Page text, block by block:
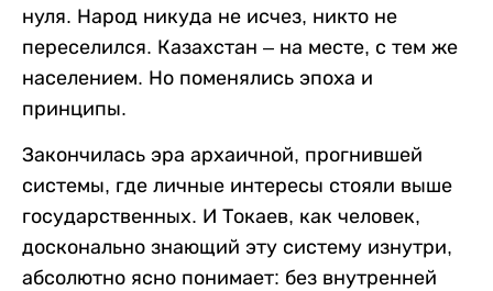
нуля. Народ никуда не исчез, никто не
переселился. Казахстан – на месте, с тем же
населением. Но поменялись эпоха и
принципы.
Закончилась эра архаичной, прогнившей
системы, где личные интересы стояли выше
государственных. И Токаев, как человек,
досконально знающий эту систему изнутри,
абсолютно ясно понимает: без внутренней